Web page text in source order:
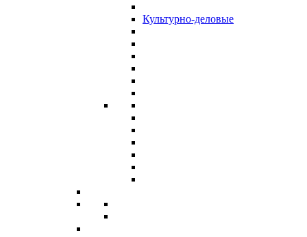
Культурно-деловые